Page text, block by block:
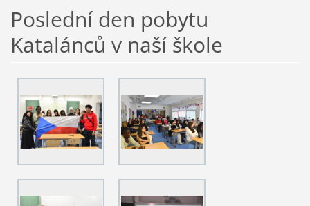
Poslední den pobytu
Katalánců v naší škole